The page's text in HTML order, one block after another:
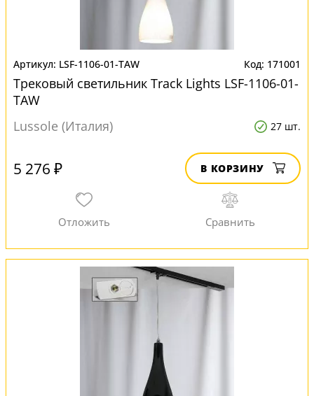
LSF-1106-01-TAW 171001
Трековый светильник Track Lights LSF-1106-01-
TAW
Lussole (Италия)
27 шт.
5 276 ₽ В КОРЗИНУ